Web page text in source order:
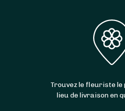
Trouvez le fleuriste le
lieu de livraison en